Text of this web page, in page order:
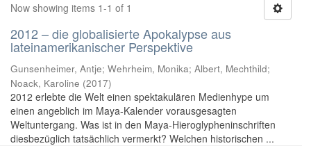
Now showing items 1-1 of 1
2012 – die globalisierte Apokalypse aus
lateinamerikanischer Perspektive
Gunsenheimer, Antje; Wehrheim, Monika; Albert, Mechthild;
Noack, Karoline (2017)
2012 erlebte die Welt einen spektakulären Medienhype um
einen angeblich im Maya-Kalender vorausgesagten
Weltuntergang. Was ist in den Maya-Hieroglypheninschriften
diesbezüglich tatsächlich vermerkt? Welchen historischen ...